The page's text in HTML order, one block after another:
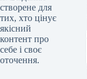
створене для
тих, хто цінує
якісний
контент про
себе і своє
оточення.